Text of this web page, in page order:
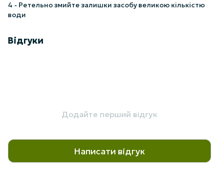
4 - Ретельно змийте залишки засобу великою кількістю
води
Відгуки
Додайте перший відгук
Написати відгук